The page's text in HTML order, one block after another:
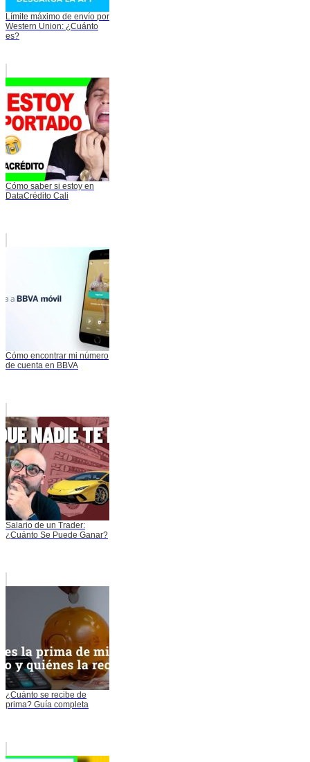
Límite máximo de envío por
Western Union: ¿Cuánto
es?
Cómo saber si estoy en
DataCrédito Cali
Cómo encontrar mi número
de cuenta en BBVA
Salario de un Trader:
¿Cuánto Se Puede Ganar?
¿Cuánto se recibe de
prima? Guía completa